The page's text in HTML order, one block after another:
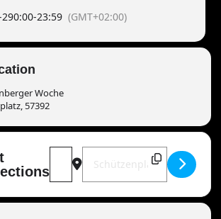
0:00-23:59 (GMT+02:00)
Woche
57392
Address - Mandowar live | 57392
Destination Address -